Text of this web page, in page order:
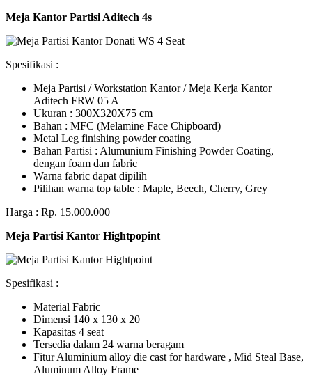
Meja Kantor Partisi Aditech 4s
Spesifikasi :
Meja Partisi / Workstation Kantor / Meja Kerja Kantor
Aditech FRW 05 A
Ukuran : 300X320X75 cm
Bahan : MFC (Melamine Face Chipboard)
Metal Leg finishing powder coating
Bahan Partisi : Alumunium Finishing Powder Coating,
dengan foam dan fabric
Warna fabric dapat dipilih
Pilihan warna top table : Maple, Beech, Cherry, Grey
Harga : Rp. 15.000.000
Meja Partisi Kantor Hightpopint
Spesifikasi :
Material Fabric
Dimensi 140 x 130 x 20
Kapasitas 4 seat
Tersedia dalam 24 warna beragam
Fitur Aluminium alloy die cast for hardware , Mid Steal Base,
Aluminum Alloy Frame